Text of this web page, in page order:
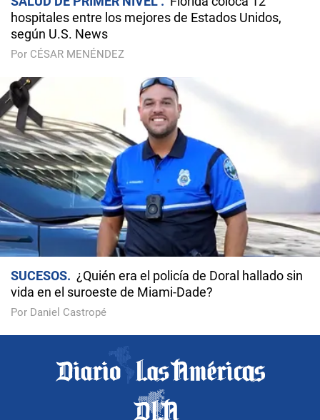
hospitales entre los mejores de Estados Unidos,
según U.S. News
Por CÉSAR MENÉNDEZ
SUCESOS
¿Quién era el policía de Doral hallado sin
vida en el suroeste de Miami-Dade?
Por Daniel Castropé